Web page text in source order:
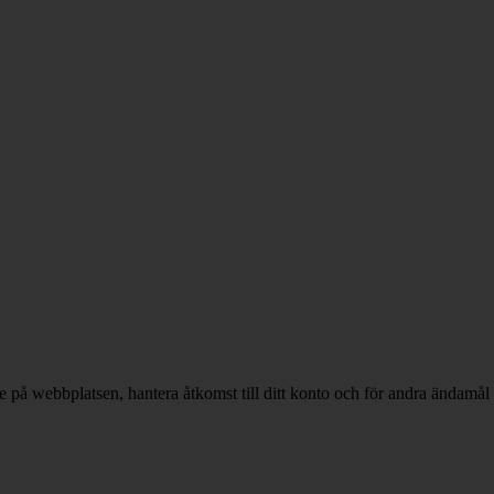
webbplatsen, hantera åtkomst till ditt konto och för andra